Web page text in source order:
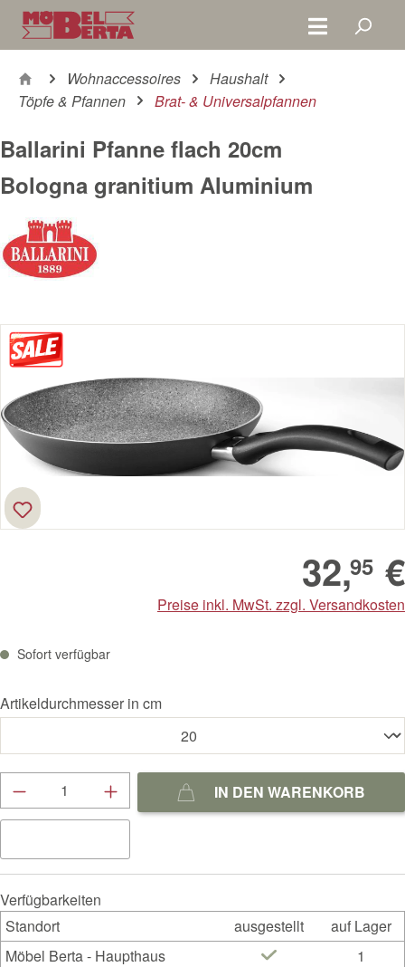
Zum Hauptinhalt springen
Wohnaccessoires
Haushalt
Töpfe & Pfannen
Brat- & Universalpfannen
Ballarini Pfanne flach 20cm
Bologna granitium Aluminium
Bildergalerie überspringen
32,95 €
Preise inkl. MwSt. zzgl. Versandkosten
Sofort verfügbar
Artikeldurchmesser in cm
Produkt Anzahl: Gib den gewünschten Wert
IN DEN WARENKORB
Verfügbarkeiten
Standort
ausgestellt
auf Lager
Möbel Berta - Haupthaus
1